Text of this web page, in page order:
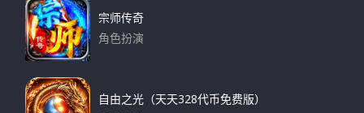
宗师传奇
角色扮演
自由之光（天天328代币免费版）